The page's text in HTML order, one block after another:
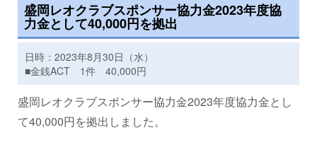
盛岡レオクラブスポンサー協力金2023年度協
力金として40,000円を拠出
日時：2023年8月30日（水）
■金銭ACT 1件 40,000円
盛岡レオクラブスポンサー協力金2023年度協力金とし
て40,000円を拠出しました。